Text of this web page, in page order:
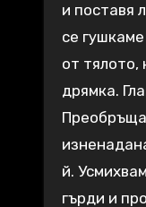
и поставя
се
от тялото,
дрямка.
й.
гърди и